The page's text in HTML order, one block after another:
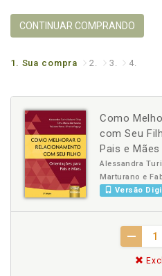
CONTINUAR COMPRANDO
1. Sua compra 2. 3. 4.
Como
com Seu
Pais e
Alessandra
Marturano e
Versão